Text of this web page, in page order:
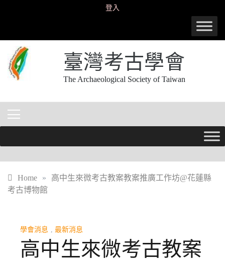
登入
臺灣考古學會
The Archaeological Society of Taiwan
Home »
高中生來微考古教案教案推廣工作坊@花蓮縣
考古博物館
學會消息 最新消息
高中生來微考古教案